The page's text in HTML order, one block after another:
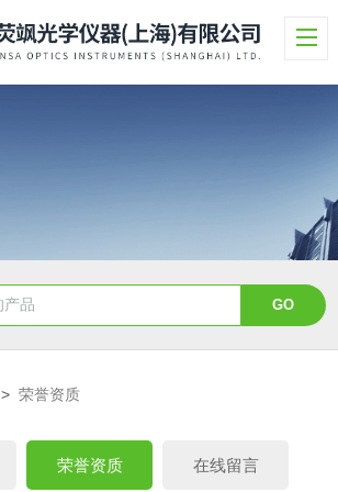
>荣誉资质
荣誉资质 在线留言